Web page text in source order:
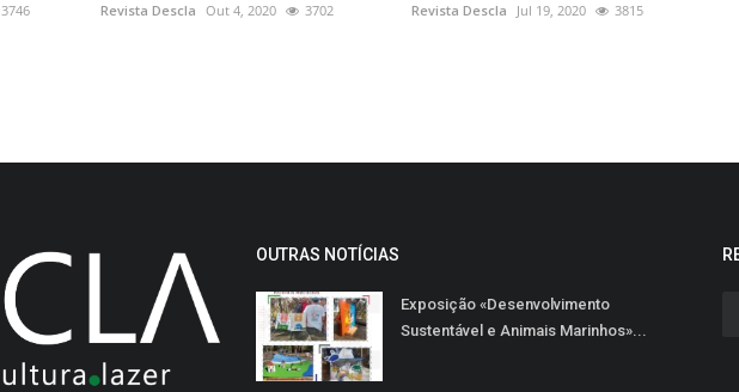
3746 Revista Descla Out 4, 2020 3702 Revista Descla Jul 19, 2020 3815
OUTRAS NOTÍCIAS
Exposição «Desenvolvimento
Sustentável e Animais Marinhos»...